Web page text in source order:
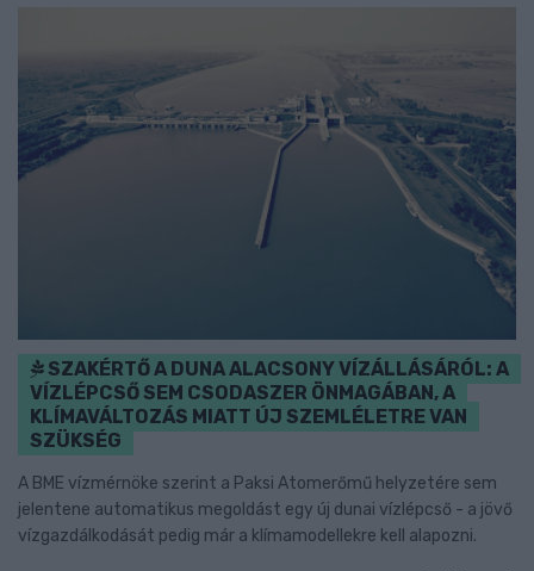
SZAKÉRTŐ A DUNA ALACSONY VÍZÁLLÁSÁRÓL: A
VÍZLÉPCSŐ SEM CSODASZER ÖNMAGÁBAN, A
KLÍMAVÁLTOZÁS MIATT ÚJ SZEMLÉLETRE VAN
SZÜKSÉG
A BME vízmérnöke szerint a Paksi Atomerőmű helyzetére sem
jelentene automatikus megoldást egy új dunai vízlépcső - a jövő
vízgazdálkodását pedig már a klímamodellekre kell alapozni.